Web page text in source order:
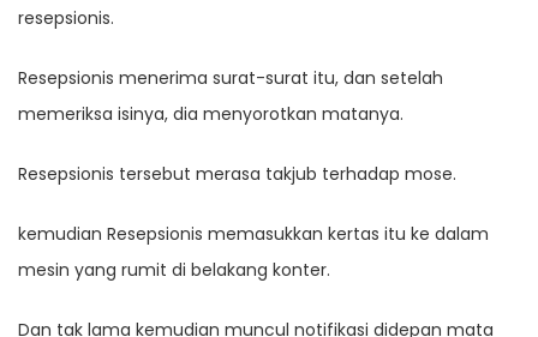
resepsionis.
Resepsionis menerima surat-surat itu, dan setelah
memeriksa isinya, dia menyorotkan matanya.
Resepsionis tersebut merasa takjub terhadap mose.
kemudian Resepsionis memasukkan kertas itu ke dalam
mesin yang rumit di belakang konter.
Dan tak lama kemudian muncul notifikasi didepan mata